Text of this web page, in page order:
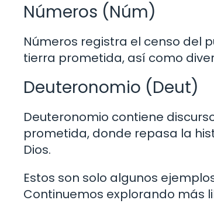
Números (Núm)
Números registra el censo del
tierra prometida, así como
Deuteronomio (Deut)
Deuteronomio contiene
prometida, donde repasa la
Dios.
Estos son solo algunos
Continuemos explorando más